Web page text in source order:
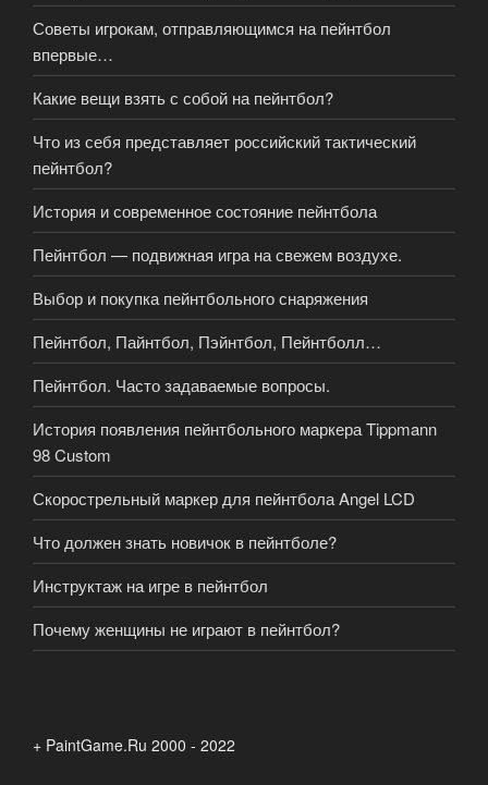
Советы игрокам, отправляющимся на пейнтбол
впервые…
Какие вещи взять с собой на пейнтбол?
Что из себя представляет российский тактический
пейнтбол?
История и современное состояние пейнтбола
Пейнтбол — подвижная игра на свежем воздухе.
Выбор и покупка пейнтбольного снаряжения
Пейнтбол, Пайнтбол, Пэйнтбол, Пейнтболл…
Пейнтбол. Часто задаваемые вопросы.
История появления пейнтбольного маркера Tippmann
98 Custom
Скорострельный маркер для пейнтбола Angel LCD
Что должен знать новичок в пейнтболе?
Инструктаж на игре в пейнтбол
Почему женщины не играют в пейнтбол?
+ PaintGame.Ru 2000 - 2022